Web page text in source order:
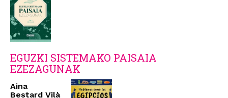
EGUZKI SISTEMAKO PAISAIA
EZEZAGUNAK
Aina
Bestard Vilà